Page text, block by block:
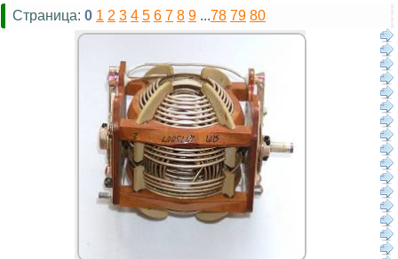
Страница: 0 1 2 3 4 5 6 7 8 9 ...78 79 80